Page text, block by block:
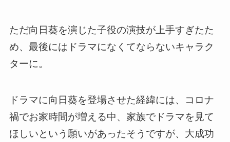
ただ向日葵を演じた子役の演技が上手すぎたた
め、最後にはドラマになくてならないキャラク
ターに。
ドラマに向日葵を登場させた経緯には、コロナ
禍でお家時間が増える中、家族でドラマを見て
ほしいという願いがあったそうですが、大成功